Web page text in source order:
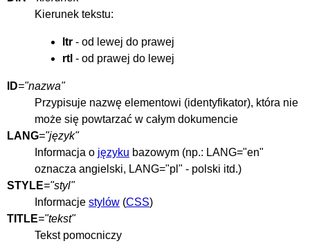
Kierunek tekstu:
ltr - od lewej do prawej
rtl - od prawej do lewej
ID="nazwa"
Przypisuje nazwę elementowi (identyfikator), która nie
może się powtarzać w całym dokumencie
LANG="język"
Informacja o języku bazowym (np.: LANG="en"
oznacza angielski, LANG="pl" - polski itd.)
STYLE="styl"
Informacje stylów (CSS)
TITLE="tekst"
Tekst pomocniczy